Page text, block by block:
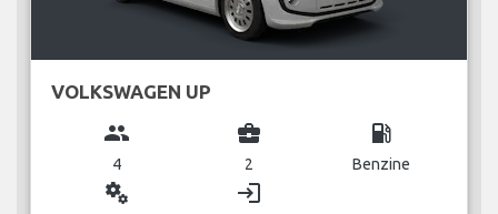
VOLKSWAGEN UP
group
4
business_center
2
local_gas_station
Benzine
miscellaneous_services login